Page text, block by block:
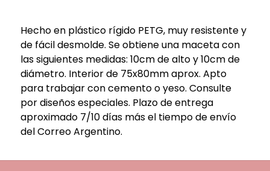
Hecho en plástico rígido PETG, muy resistente y
de fácil desmolde. Se obtiene una maceta con
las siguientes medidas: 10cm de alto y 10cm de
diámetro. Interior de 75x80mm aprox. Apto
para trabajar con cemento o yeso. Consulte
por diseños especiales. Plazo de entrega
aproximado 7/10 días más el tiempo de envío
del Correo Argentino.